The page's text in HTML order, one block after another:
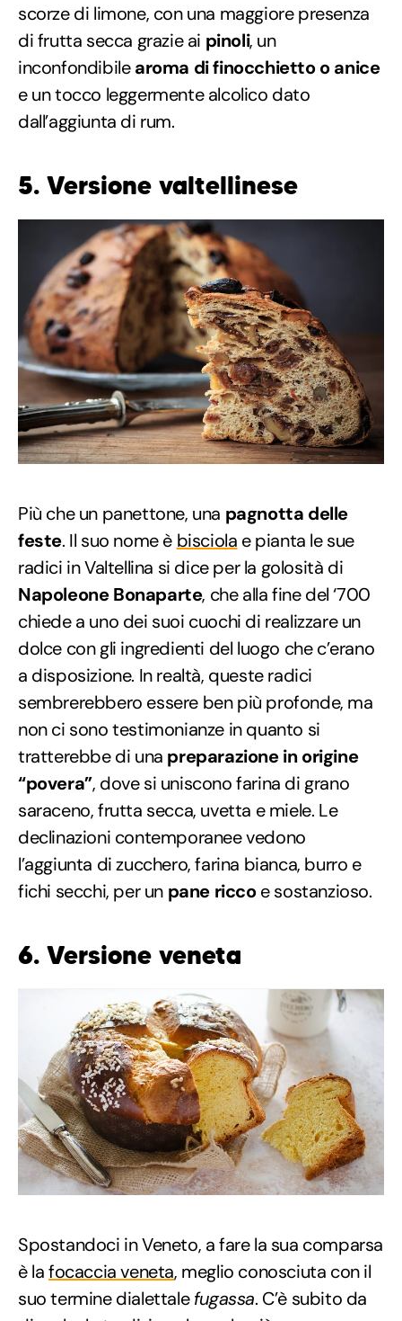
scorze di limone, con una maggiore presenza
di frutta secca grazie ai pinoli, un
inconfondibilearoma di finocchietto o anice
e un tocco leggermente alcolico dato
dall’aggiunta di rum.
5. Versione valtellinese
Più che un panettone, una pagnotta delle
feste. Il suo nome è bisciola e pianta le sue
radici in Valtellina si dice per la golosità di
Napoleone Bonaparte, che alla fine del ‘700
chiede a uno dei suoi cuochi di realizzare un
dolce con gli ingredienti del luogo che c’erano
a disposizione. In realtà, queste radici
sembrerebbero essere ben più profonde, ma
non ci sono testimonianze in quanto si
tratterebbe di una preparazione in origine
“povera”, dove si uniscono farina di grano
saraceno, frutta secca, uvetta e miele. Le
declinazioni contemporanee vedono
l’aggiunta di zucchero, farina bianca, burro e
fichi secchi, per un pane riccoe sostanzioso.
6. Versione veneta
Spostandoci in Veneto, a fare la sua comparsa
è lafocaccia veneta, meglio conosciuta con il
suo termine dialettalefugassa. C’è subito da